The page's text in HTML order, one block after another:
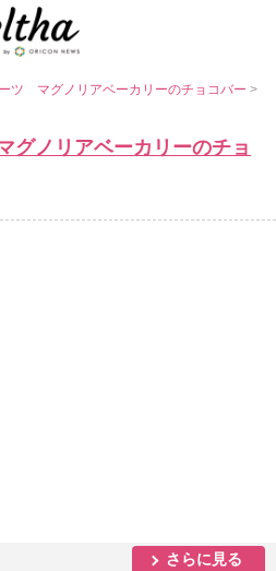
ツ マグノリアベーカリーのチョコバー>
グノリアベーカリーのチョ
さらに見る